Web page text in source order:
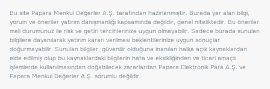
Bu site Papara Menkul Değerler A.Ş. tarafından hazırlanmıştır. Burada yer alan bilgi,
yorum ve öneriler yatırım danışmanlığı kapsamında değildir, genel niteliktedir. Bu öneriler
mali durumunuz ile risk ve getiri tercihlerinize uygun olmayabilir. Sadece burada sunulan
bilgilere dayanılarak yatırım kararı verilmesi beklentilerinize uygun sonuçlar
doğurmayabilir. Sunulan bilgiler, güvenilir olduğuna inanılan halka açık kaynaklardan
elde edilmiş olup bu kaynaklardaki bilgilerin hata ve eksikliğinden ve ticari amaçlı
işlemlerde kullanılmasından doğabilecek zararlardan Papara Elektronik Para A.Ş. ve
Papara Menkul Değerler A.Ş. sorumlu değildir.